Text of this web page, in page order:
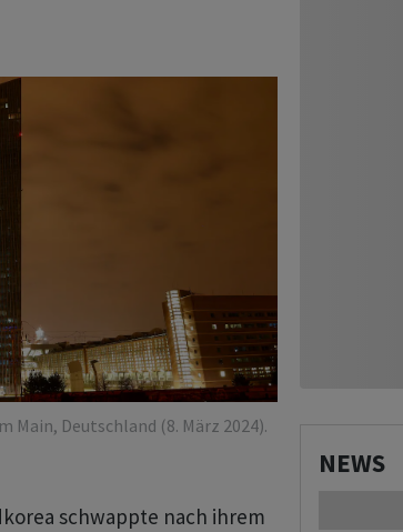
Deutschland (8. März 2024).
schwappte nach ihrem
NEWS